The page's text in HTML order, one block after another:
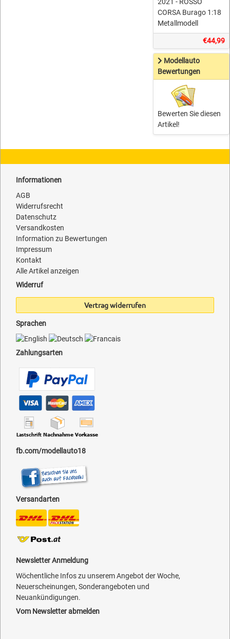
CORSA Burago 1:18
Metallmodell
€44,99
Modellauto
Bewertungen
Bewerten Sie diesen
Artikel!
Informationen
AGB
Widerrufsrecht
Datenschutz
Versandkosten
Information zu Bewertungen
Impressum
Kontakt
Alle Artikel anzeigen
Widerruf
Vertrag widerrufen
Sprachen
Zahlungsarten
fb.com/modellauto18
Versandarten
Newsletter Anmeldung
Wöchentliche Infos zu unserem Angebot der Woche,
Neuerscheinungen, Sonderangeboten und
Neuankündigungen.
Vom Newsletter abmelden